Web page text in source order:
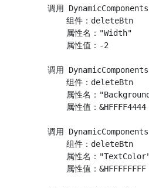
调用
        组件：deleteBtn
        属性名："Width"
        属性值：-2
调用
        组件：deleteBtn
属性名：
属性值：&HFFFF4444
调用
        组件：deleteBtn
属性名：
属性值：&HFFFFFFFF